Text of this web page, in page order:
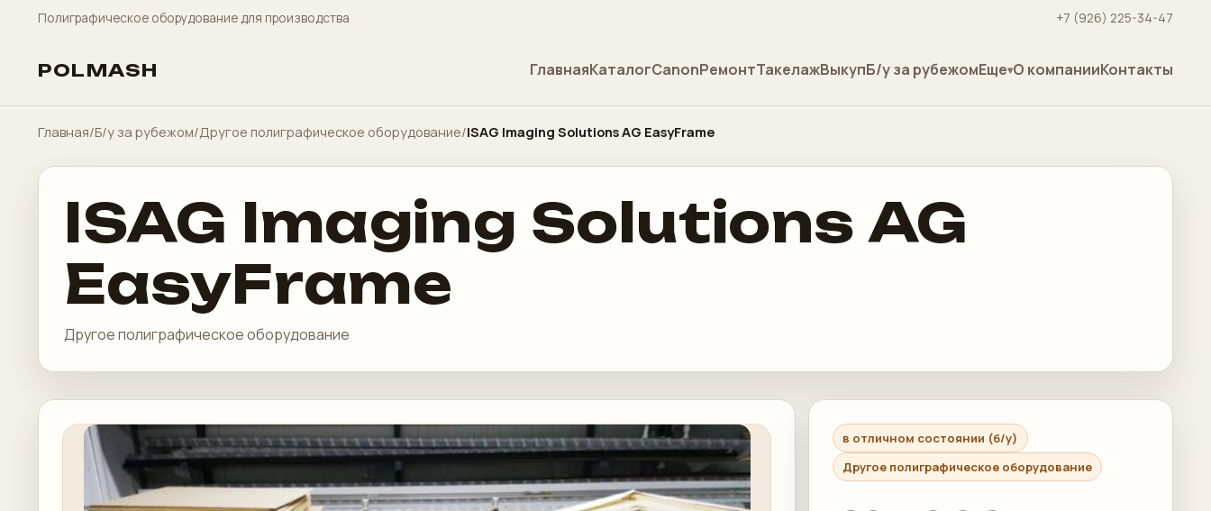
Полиграфическое оборудование для производства +7 (926) 225-34-47
POLMASH ГлавнаяКаталогCanonРемонтТакелажВыкупБ/у за рубежомЕще О компанииКонтакты
Главная/Б/у за рубежом/Другое полиграфическое оборудование/ISAG Imaging Solutions AG EasyFrame
ISAG Imaging Solutions AG
EasyFrame
Другое полиграфическое оборудование
в отличном состоянии (б/у)
Другое полиграфическое оборудование